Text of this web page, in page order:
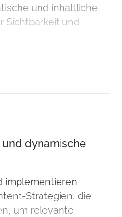
und inhaltliche
Sichtbarkeit und
dynamische
implementieren
Strategien, die
um relevante